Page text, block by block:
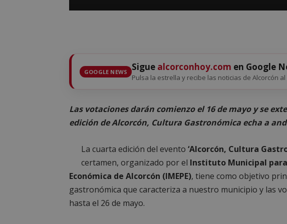
GOOGLE NEWS Sigue alcorconhoy.com en Google
Pulsa la estrella y recibe las noticias de Alcorcón
Las votaciones darán comienzo el 16 de mayo y se
edición de Alcorcón, Cultura Gastronómica echa a
La cuarta edición del evento ‘Alcorcón, Cultura
certamen, organizado por el Instituto Municipal
Económica de Alcorcón (IMEPE), tiene como objetivo
gastronómica que caracteriza a nuestro municipio y las
hasta el 26 de mayo.